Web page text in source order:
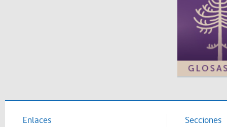
Enlaces Secciones